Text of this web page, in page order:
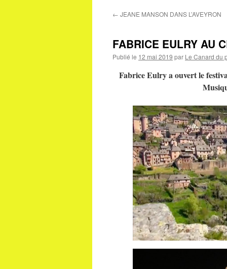
contenu
← JEANE MANSON DANS L’AVEYRON
FABRICE EULRY AU
Publié le 12 mai 2019 par Le Canard du
Fabrice Eulry a ouvert le